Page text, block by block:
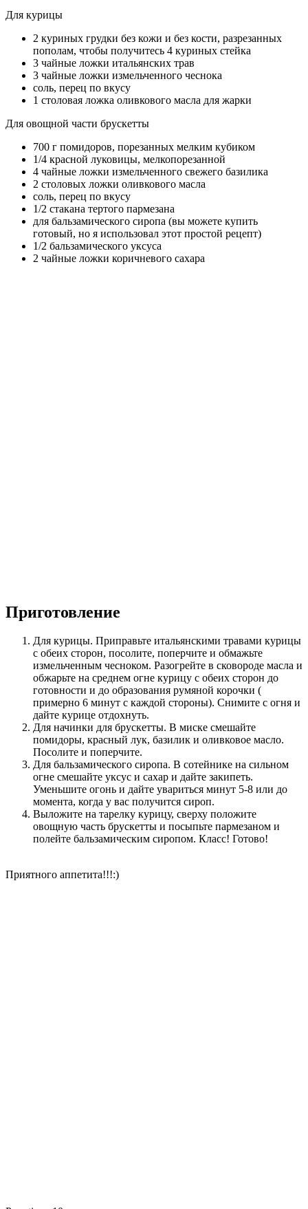
Для курицы
2 куриных грудки без кожи и без кости, разрезанных
пополам, чтобы получитесь 4 куриных стейка
3 чайные ложки итальянских трав
3 чайные ложки измельченного чеснока
соль, перец по вкусу
1 столовая ложка оливкового масла для жарки
Для овощной части брускетты
700 г помидоров, порезанных мелким кубиком
1/4 красной луковицы, мелкопорезанной
4 чайные ложки измельченного свежего базилика
2 столовых ложки оливкового масла
соль, перец по вкусу
1/2 стакана тертого пармезана
для бальзамического сиропа (вы можете купить
готовый, но я использовал этот простой рецепт)
1/2 бальзамического уксуса
2 чайные ложки коричневого сахара
Приготовление
Для курицы. Приправьте итальянскими травами курицы
с обеих сторон, посолите, поперчите и обмажьте
измельченным чесноком. Разогрейте в сковороде масла и
обжарьте на среднем огне курицу с обеих сторон до
готовности и до образования румяной корочки (
примерно 6 минут с каждой стороны). Снимите с огня и
дайте курице отдохнуть.
Для начинки для брускетты. В миске смешайте
помидоры, красный лук, базилик и оливковое масло.
Посолите и поперчите.
Для бальзамического сиропа. В сотейнике на сильном
огне смешайте уксус и сахар и дайте закипеть.
Уменьшите огонь и дайте увариться минут 5-8 или до
момента, когда у вас получится сироп.
Выложите на тарелку курицу, сверху положите
овощную часть брускетты и посыпьте пармезаном и
полейте бальзамическим сиропом. Класс! Готово!
Приятного аппетита!!!:)